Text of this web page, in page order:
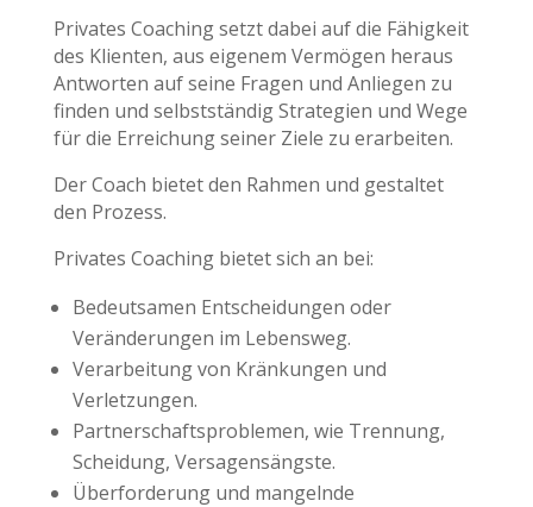
Privates Coaching setzt dabei auf die Fähigkeit
des Klienten, aus eigenem Vermögen heraus
Antworten auf seine Fragen und Anliegen zu
finden und selbstständig Strategien und Wege
für die Erreichung seiner Ziele zu erarbeiten.
Der Coach bietet den Rahmen und gestaltet
den Prozess.
Privates Coaching bietet sich an bei:
Bedeutsamen Entscheidungen oder
Veränderungen im Lebensweg.
Verarbeitung von Kränkungen und
Verletzungen.
Partnerschaftsproblemen, wie Trennung,
Scheidung, Versagensängste.
Überforderung und mangelnde